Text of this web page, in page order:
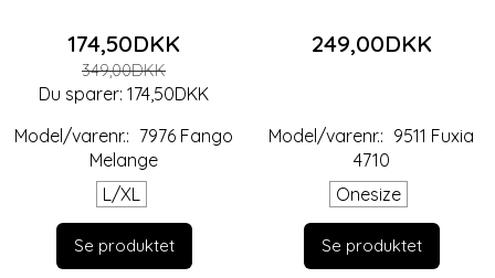
174,50DKK
349,00DKK
Du sparer: 174,50DKK
Model/varenr.: 7976 Fango
Melange
L/XL
Se produktet
249,00DKK
Model/varenr.: 9511 Fuxia
4710
Onesize
Se produktet